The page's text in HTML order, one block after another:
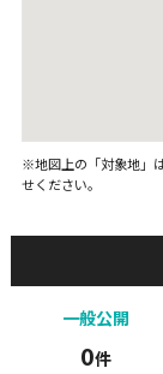
※地図上の「対象地」
せください。
一般公開
0件